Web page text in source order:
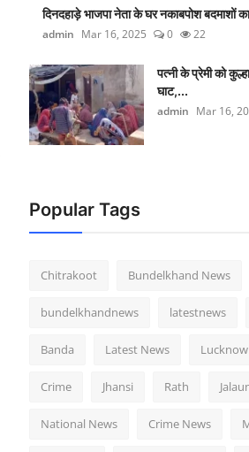
दिनदहाड़े भाजपा नेता के घर नकाबपोश बदमाशों
admin Mar 16, 2025 0 22
पत्नी के प्रेमी को
घाट,...
admin Mar 16,
Popular Tags
Chitrakoot Bundelkhand News
bundelkhandnews latestnews
Banda Latest News Lucknow
Crime Jhansi Rath
National News Crime News